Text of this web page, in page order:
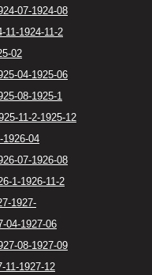
07-1924-08
11-1924-11-2
02
04-1925-06
08-1925-1
11-2-1925-12
1926-04
07-1926-08
1-1926-11-2
1927-
04-1927-06
08-1927-09
11-1927-12